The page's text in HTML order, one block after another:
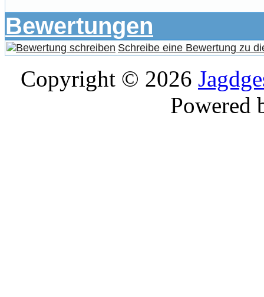
Bewertungen
Schreibe eine Bewertung zu
Copyright © 2026
Powered